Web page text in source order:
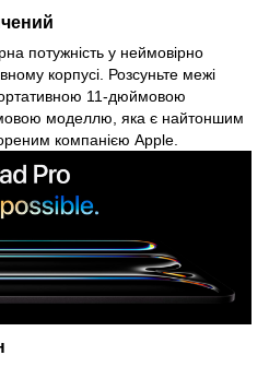
потужність у неймовірно
корпусі. Розсуньте межі
11-дюймовою
моделлю, яка є найтоншим
компанією Apple.